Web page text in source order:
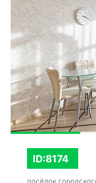
ID:8174
посёлок